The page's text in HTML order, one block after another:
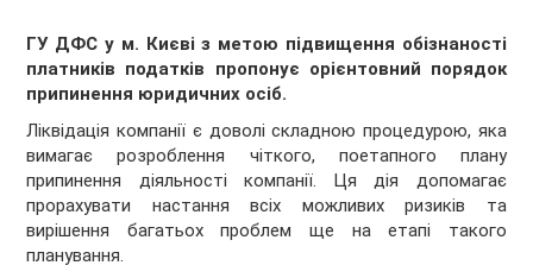
ГУ ДФС у м. Києві з метою підвищення обізнаності
платників податків пропонує орієнтовний порядок
припинення юридичних осіб.
Ліквідація компанії є доволі складною процедурою, яка
вимагає розроблення чіткого, поетапного плану
припинення діяльності компанії. Ця дія допомагає
прорахувати настання всіх можливих ризиків та
вирішення багатьох проблем ще на етапі такого
планування.